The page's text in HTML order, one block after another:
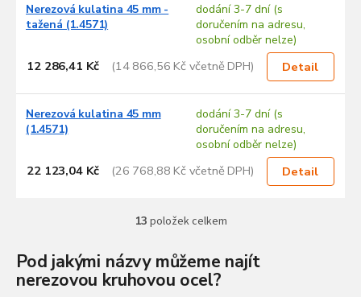
Nerezová kulatina 45 mm -
tažená (1.4571)
dodání 3-7 dní (s
doručením na adresu,
osobní odběr nelze)
12 286,41 Kč (14 866,56 Kč včetně DPH) Detail
Nerezová kulatina 45 mm
(1.4571)
dodání 3-7 dní (s
doručením na adresu,
osobní odběr nelze)
22 123,04 Kč (26 768,88 Kč včetně DPH) Detail
O
l
á
d
13 položek celkem
Pod jakými názvy můžeme najít
nerezovou kruhovou ocel?